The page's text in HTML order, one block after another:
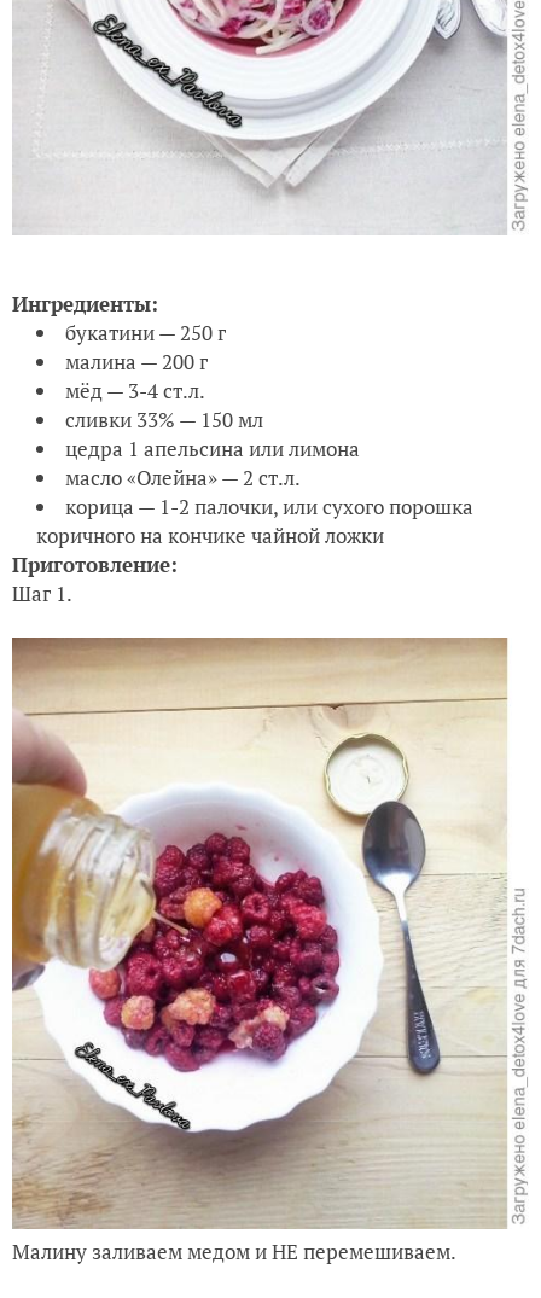
Ингредиенты:
букатини — 250 г
малина — 200 г
мёд — 3-4 ст.л.
сливки 33% — 150 мл
цедра 1 апельсина или лимона
масло «Олейна» — 2 ст.л.
корица — 1-2 палочки, или сухого порошка
коричного на кончике чайной ложки
Приготовление:
Шаг 1.
Малину заливаем медом и НЕ перемешиваем.